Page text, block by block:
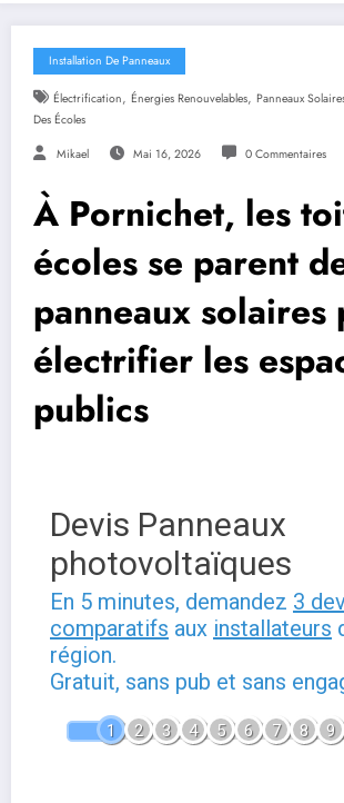
Installation De Panneaux
Électrification, Énergies Renouvelables, Panneaux
Des Écoles
Mikael Mai 16, 2026 0 Commentaires
À Pornichet, les
écoles se parent
panneaux solaires
électrifier les
publics
Devis Panneaux
photovoltaïques
En 5 minutes, demandez 3
comparatifs aux installateurs
région.
Gratuit, sans pub et sans
1 2 3 4 5 6 7 8 9